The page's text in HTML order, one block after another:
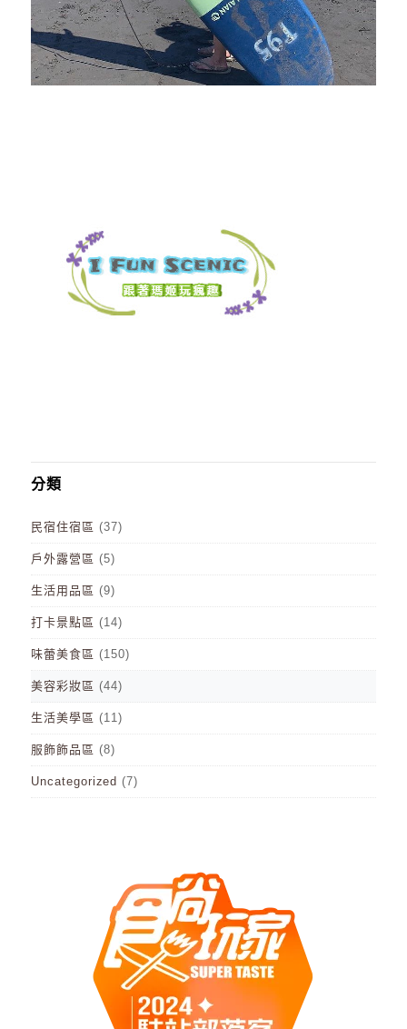
分類
民宿住宿區 (37)
戶外露營區 (5)
生活用品區 (9)
打卡景點區 (14)
味蕾美食區 (150)
美容彩妝區 (44)
生活美學區 (11)
服飾飾品區 (8)
Uncategorized (7)